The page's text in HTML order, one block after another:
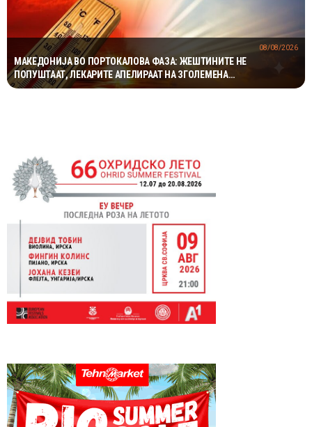
МАКЕДОНИЈА ВО ПОРТОКАЛОВА ФАЗА: ЖЕШТИНИТЕ НЕ
ПОПУШТААТ, ЛЕКАРИТЕ АПЕЛИРААТ НА ЗГОЛЕМЕНА
ПРЕТПАЗЛИВОСТ
08/08/2026